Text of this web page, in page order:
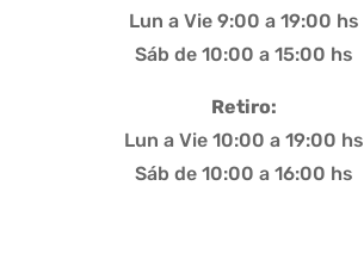
Lun a Vie 9:00 a 19:00 hs
Sáb de 10:00 a 15:00 hs
Retiro:
Lun a Vie 10:00 a 19:00 hs
Sáb de 10:00 a 16:00 hs